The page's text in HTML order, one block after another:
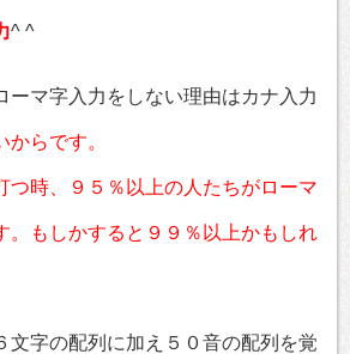
^ ^
ーマ字入力をしない理由はカナ入力
からです。
つ時、９５％以上の人たちがローマ
。もしかすると９９％以上かもしれ
文字の配列に加え５０音の配列を覚